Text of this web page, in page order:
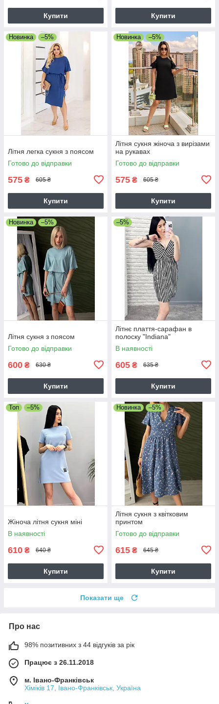
Купити Купити
Новинка –5%
Літня легка сукня з поясом
Готово до відправки
575 ₴ 605 ₴
Купити
Новинка –5%
Літня сукня жіноча з вирізами
на рукавах
Готово до відправки
575 ₴ 605 ₴
Купити
Новинка –5%
Літня сукня з поясом
Готово до відправки
600 ₴ 630 ₴
Купити
–5%
Літнє плаття-сарафан в
полоску "Indiana"
В наявності
605 ₴ 635 ₴
Купити
Топ –5%
Жіноча літня сукня міні
В наявності
610 ₴ 640 ₴
Купити
Новинка –5%
Літня сукня з квітковим
принтом
Готово до відправки
615 ₴ 645 ₴
Купити
Показати ще
Про нас
98% позитивних з 44 відгуків за рік
Працює з 26.11.2018
м. Івано-Франківськ
Хіміків 17, Івано-Франківськ, Україна